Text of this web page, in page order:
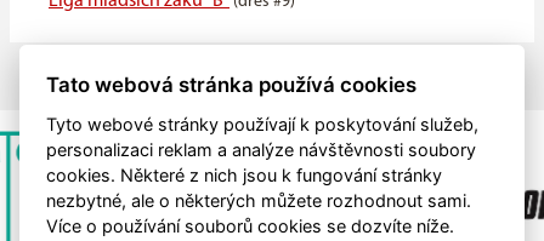
Tato webová stránka používá cookies
Tyto webové stránky používají k poskytování služeb,
personalizaci reklam a analýze návštěvnosti soubory
cookies. Některé z nich jsou k fungování stránky
nezbytné, ale o některých můžete rozhodnout sami.
Více o používání souborů cookies se dozvíte níže.